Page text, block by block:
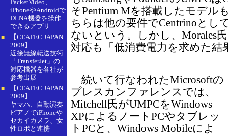
PacketVideo、
iPhoneやAndroidで
DLNA機器を操作
できるアプリ
■
【CEATEC JAPAN
2009】
近接無線転送技術
「TransferJet」の
対応機器を各社が
参考出展
■
【CEATEC JAPAN
2009】
ヤマハ、自動演奏
ピアノでiPhoneや
セカイカメラ、女
性ロボと連携
そPentium Mを搭載したモデル
ちらは他の要件でCentrinoとし
ないという。しかし、Morales
対応も「低消費電力を求めた結
続いて行なわれたMicrosoftの
プレスカンファレンスでは、
Mitchell氏がUMPCをWindows
XPによるノートPCやタブレッ
トPCと、Windows Mobileによ